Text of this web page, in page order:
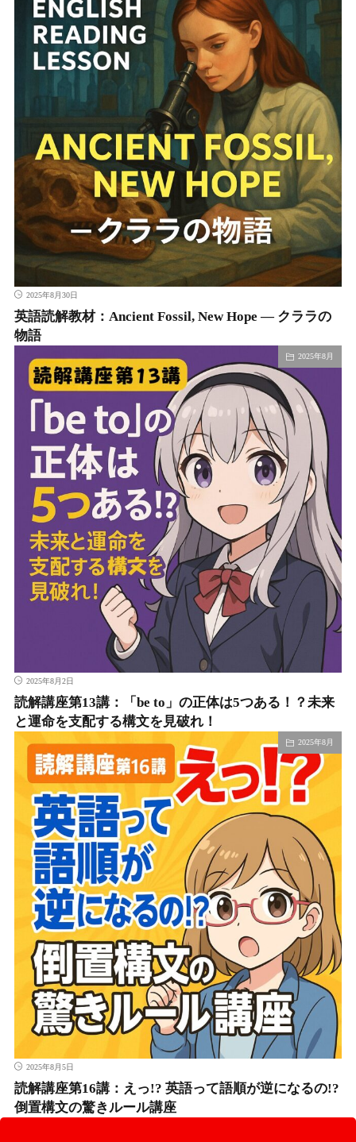
2025年8月30日
英語読解教材：Ancient Fossil, New Hope ― クララの
物語
2025年8月
2025年8月2日
読解講座第13講：「be to」の正体は5つある！？未来
と運命を支配する構文を見破れ！
2025年8月
2025年8月5日
読解講座第16講：えっ!? 英語って語順が逆になるの!?
倒置構文の驚きルール講座